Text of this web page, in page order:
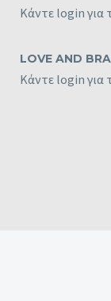
Κάντε login για
LOVE AND
Κάντε login για